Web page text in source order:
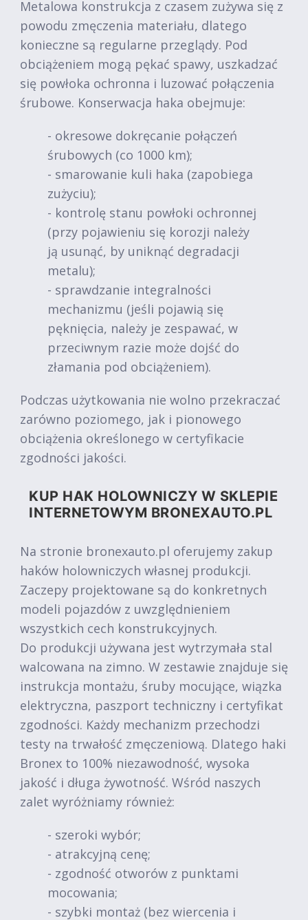
Metalowa konstrukcja z czasem zużywa się z
powodu zmęczenia materiału, dlatego
konieczne są regularne przeglądy. Pod
obciążeniem mogą pękać spawy, uszkadzać
się powłoka ochronna i luzować połączenia
śrubowe. Konserwacja haka obejmuje:
- okresowe dokręcanie połączeń
śrubowych (co 1000 km);
- smarowanie kuli haka (zapobiega
zużyciu);
- kontrolę stanu powłoki ochronnej
(przy pojawieniu się korozji należy
ją usunąć, by uniknąć degradacji
metalu);
- sprawdzanie integralności
mechanizmu (jeśli pojawią się
pęknięcia, należy je zespawać, w
przeciwnym razie może dojść do
złamania pod obciążeniem).
Podczas użytkowania nie wolno przekraczać
zarówno poziomego, jak i pionowego
obciążenia określonego w certyfikacie
zgodności jakości.
KUP HAK HOLOWNICZY W SKLEPIE
INTERNETOWYM BRONEXAUTO.PL
Na stronie bronexauto.pl oferujemy zakup
haków holowniczych własnej produkcji.
Zaczepy projektowane są do konkretnych
modeli pojazdów z uwzględnieniem
wszystkich cech konstrukcyjnych.
Do produkcji używana jest wytrzymała stal
walcowana na zimno. W zestawie znajduje się
instrukcja montażu, śruby mocujące, wiązka
elektryczna, paszport techniczny i certyfikat
zgodności. Każdy mechanizm przechodzi
testy na trwałość zmęczeniową. Dlatego haki
Bronex to 100% niezawodność, wysoka
jakość i długa żywotność. Wśród naszych
zalet wyróżniamy również:
- szeroki wybór;
- atrakcyjną cenę;
- zgodność otworów z punktami
mocowania;
- szybki montaż (bez wiercenia i